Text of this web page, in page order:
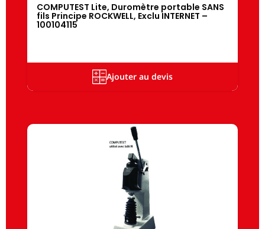
COMPUTEST Lite, Duromètre portable SANS
fils Principe ROCKWELL, Exclu INTERNET –
100104115
Ajouter au devis